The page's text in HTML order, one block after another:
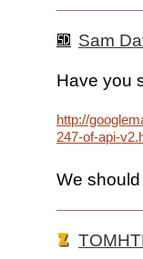
Sam
Have you
http://
247-of-api-
We